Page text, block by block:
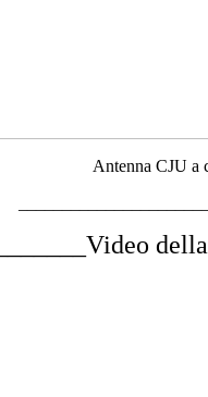
Antenna CJU a